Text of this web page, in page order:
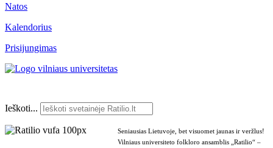
Natos
Kalendorius
Prisijungimas
Ieškoti...
Seniausias Lietuvoje, bet visuomet jaunas ir veržlus!
Vilniaus universiteto folkloro ansamblis „Ratilio“ –